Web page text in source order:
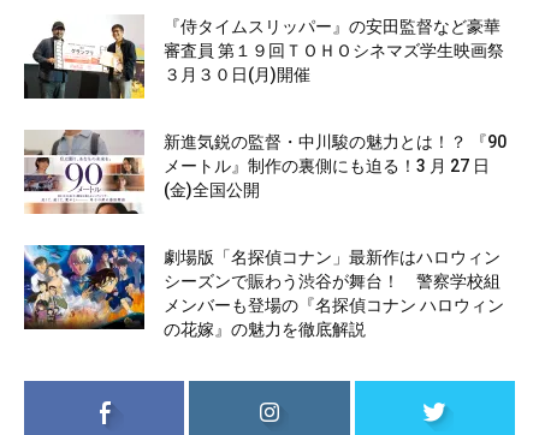
『侍タイムスリッパー』の安田監督など豪華
審査員 第１９回ＴＯＨＯシネマズ学生映画祭
３月３０日(月)開催
新進気鋭の監督・中川駿の魅力とは！？ 『90
メートル』制作の裏側にも迫る！3 月 27 日
(金)全国公開
劇場版「名探偵コナン」最新作はハロウィン
シーズンで賑わう渋谷が舞台！ 警察学校組
メンバーも登場の『名探偵コナン ハロウィン
の花嫁』の魅力を徹底解説